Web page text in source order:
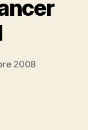
2008